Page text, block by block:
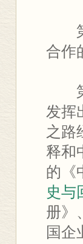
第
合作
第
发挥
之路
释和
的《
史与
册》
国企